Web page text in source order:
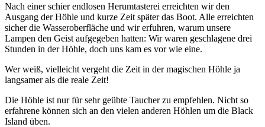
Nach einer schier endlosen Herumtasterei erreichten wir den
Ausgang der Höhle und kurze Zeit später das Boot. Alle erreichten
sicher die Wasseroberfläche und wir erfuhren, warum unsere
Lampen den Geist aufgegeben hatten: Wir waren geschlagene drei
Stunden in der Höhle, doch uns kam es vor wie eine.
Wer weiß, vielleicht vergeht die Zeit in der magischen Höhle ja
langsamer als die reale Zeit!
Die Höhle ist nur für sehr geübte Taucher zu empfehlen. Nicht so
erfahrene können sich an den vielen anderen Höhlen um die Black
Island üben.